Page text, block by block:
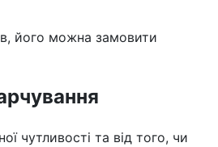
його можна замовити
чутливості та від того, чи